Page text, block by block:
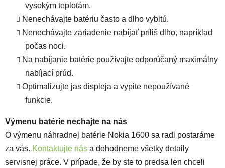
vysokým teplotám.
Nenechávajte batériu často a dlho vybitú.
Nenechávajte zariadenie nabíjať príliš dlho, napríklad
počas noci.
Na nabíjanie batérie používajte odporúčaný maximálny
nabíjací prúd.
Optimalizujte jas displeja a vypite nepoužívané
funkcie.
Výmenu batérie nechajte na nás
O výmenu náhradnej batérie Nokia 1600 sa radi postaráme
za vás. Kontaktujte nás a dohodneme všetky detaily
servisnej práce. V prípade, že by ste to predsa len chceli